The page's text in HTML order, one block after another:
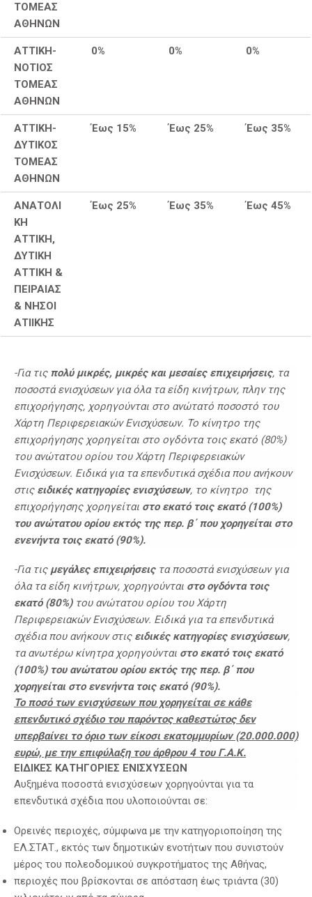
ΤΟΜΕΑΣ
ΑΘΗΝΩΝ
ΑΤΤΙΚΗ-
ΝΟΤΙΟΣ
ΤΟΜΕΑΣ
ΑΘΗΝΩΝ
0% 0% 0%
ΑΤΤΙΚΗ-
ΔΥΤΙΚΟΣ
ΤΟΜΕΑΣ
ΑΘΗΝΩΝ
Έως 15% Έως 25% Έως 35%
ΑΝΑΤΟΛΙ
ΚΗ
ΑΤΤΙΚΗ,
ΔΥΤΙΚΗ
ΑΤΤΙΚΗ &
ΠΕΙΡΑΙΑΣ
& ΝΗΣΟΙ
ΑΤΙΙΚΗΣ
Έως 25% Έως 35% Έως 45%
-Για τις πολύ μικρές, μικρές και μεσαίες επιχειρήσεις, τα
ποσοστά ενισχύσεων για όλα τα είδη κινήτρων, πλην της
επιχορήγησης, χορηγούνται στο ανώτατό ποσοστό του
Χάρτη Περιφερειακών Ενισχύσεων. Το κίνητρο της
επιχορήγησης χορηγείται στο ογδόντα τοις εκατό (80%)
του ανώτατου ορίου του Χάρτη Περιφερειακών
Ενισχύσεων. Ειδικά για τα επενδυτικά σχέδια που ανήκουν
στις ειδικές κατηγορίες ενισχύσεων, το κίνητρο της
επιχορήγησης χορηγείται στο εκατό τοις εκατό (100%)
του ανώτατου ορίου εκτός της περ. β΄ που χορηγείται στο
ενενήντα τοις εκατό (90%).
-Για τις μεγάλες επιχειρήσειςτα ποσοστά ενισχύσεων για
όλα τα είδη κινήτρων, χορηγούνται στο ογδόντα τοις
εκατό (80%)του ανώτατου ορίου του Χάρτη
Περιφερειακών Ενισχύσεων. Ειδικά για τα επενδυτικά
σχέδια που ανήκουν στις ειδικές κατηγορίες ενισχύσεων,
τα ανωτέρω κίνητρα χορηγούνται στο εκατό τοις εκατό
(100%) του ανώτατου ορίου εκτός της περ. β΄ που
χορηγείται στο ενενήντα τοις εκατό (90%).
Το ποσό των ενισχύσεων που χορηγείται σε κάθε
επενδυτικό σχέδιο του παρόντος καθεστώτος δεν
υπερβαίνει το όριο των είκοσι εκατομμυρίων (20.000.000)
ευρώ, με την επιφύλαξη του άρθρου 4 του Γ.Α.Κ.
ΕΙΔΙΚΕΣ ΚΑΤΗΓΟΡΙΕΣ ΕΝΙΣΧΥΣΕΩΝ
Αυξημένα ποσοστά ενισχύσεων χορηγούνται για τα
επενδυτικά σχέδια που υλοποιούνται σε:
Ορεινές περιοχές, σύμφωνα με την κατηγοριοποίηση της
ΕΛ.ΣΤΑΤ., εκτός των δημοτικών ενοτήτων που συνιστούν
μέρος του πολεοδομικού συγκροτήματος της Αθήνας,
περιοχές που βρίσκονται σε απόσταση έως τριάντα (30)
ΠΡΟΗΓΟΎΜΕΝΟ